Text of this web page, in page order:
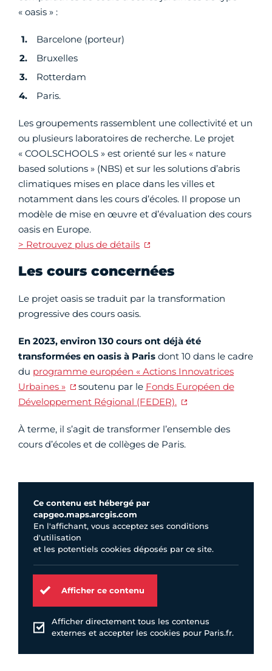
« oasis » :
Barcelone (porteur)
Bruxelles
Rotterdam
Paris.
Les groupements rassemblent une collectivité et un
ou plusieurs laboratoires de recherche. Le projet
« COOLSCHOOLS » est orienté sur les « nature
based solutions » (NBS) et sur les solutions d’abris
climatiques mises en place dans les villes et
notamment dans les cours d’écoles. Il propose un
modèle de mise en œuvre et d’évaluation des cours
oasis en Europe.
> Retrouvez plus de détails
Les cours concernées
Le projet oasis se traduit par la transformation
progressive des cours oasis.
En 2023, environ 130 cours ont déjà été
transformées en oasis à Paris dont 10 dans le cadre
du programme européen « Actions Innovatrices
Urbaines »
soutenu par le Fonds Européen de
Développement Régional (FEDER).
À terme, il s’agit de transformer l’ensemble des
cours d’écoles et de collèges de Paris.
Ce contenu est hébergé par
capgeo.maps.arcgis.com
En l'affichant, vous acceptez ses conditions
d'utilisation
et les potentiels cookies déposés par ce site.
Afficher ce contenu
Afficher directement tous les contenus
externes et accepter les cookies pour Paris.fr.